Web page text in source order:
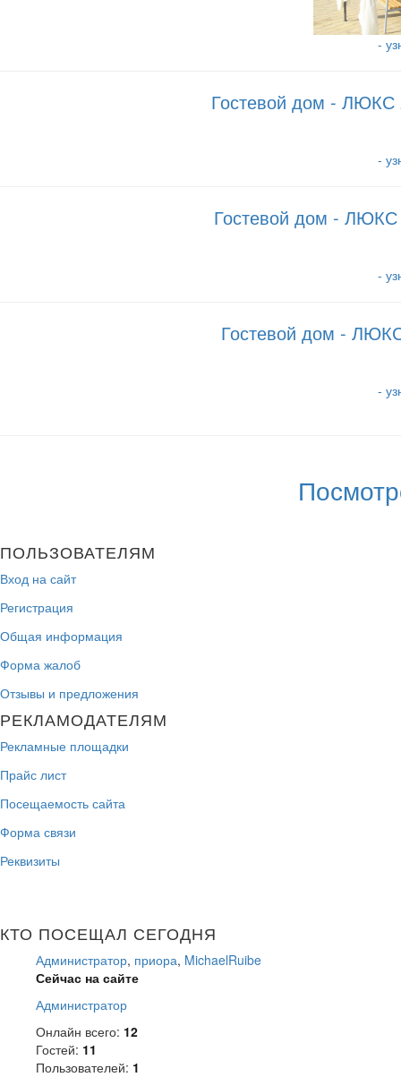
-
Гостевой дом - ЛЮКС
-
Гостевой дом -
-
Гостевой дом -
-
ПОЛЬЗОВАТЕЛЯМ
Вход на сайт
Регистрация
Общая информация
Форма жалоб
Отзывы и предложения
РЕКЛАМОДАТЕЛЯМ
Рекламные площадки
Прайс лист
Посещаемость сайта
Форма связи
Реквизиты
КТО ПОСЕЩАЛ СЕГОДНЯ
Администратор, приора, MichaelRuibe
Сейчас на сайте
Администратор
Онлайн всего: 12
Гостей: 11
Пользователей: 1